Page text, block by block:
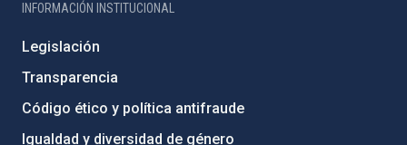
INFORMACIÓN INSTITUCIONAL
Legislación
Transparencia
Código ético y política antifraude
Igualdad y diversidad de género